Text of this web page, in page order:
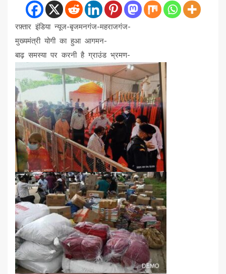
रफ़्तार इंडिया न्यूज-बृजमनगंज-महराजगंज-
मुख्यमंत्री योगी का हुआ आगमन-
बाढ़ समस्या पर करनी है ग्राउंड भ्रमण-